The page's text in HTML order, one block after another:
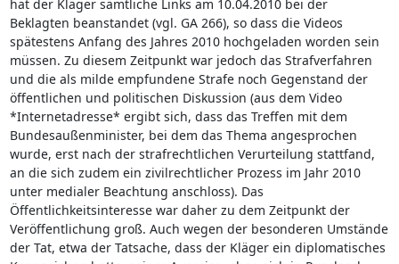
hat der Kläger sämtliche Links am 10.04.2010 bei der
Beklagten beanstandet (vgl. GA 266), so dass die Videos
spätestens Anfang des Jahres 2010 hochgeladen worden sein
müssen. Zu diesem Zeitpunkt war jedoch das Strafverfahren
und die als milde empfundene Strafe noch Gegenstand der
öffentlichen und politischen Diskussion (aus dem Video
*Internetadresse* ergibt sich, dass das Treffen mit dem
Bundesaußenminister, bei dem das Thema angesprochen
wurde, erst nach der strafrechtlichen Verurteilung stattfand,
an die sich zudem ein zivilrechtlicher Prozess im Jahr 2010
unter medialer Beachtung anschloss). Das
Öffentlichkeitsinteresse war daher zu dem Zeitpunkt der
Veröffentlichung groß. Auch wegen der besonderen Umstände
der Tat, etwa der Tatsache, dass der Kläger ein diplomatisches